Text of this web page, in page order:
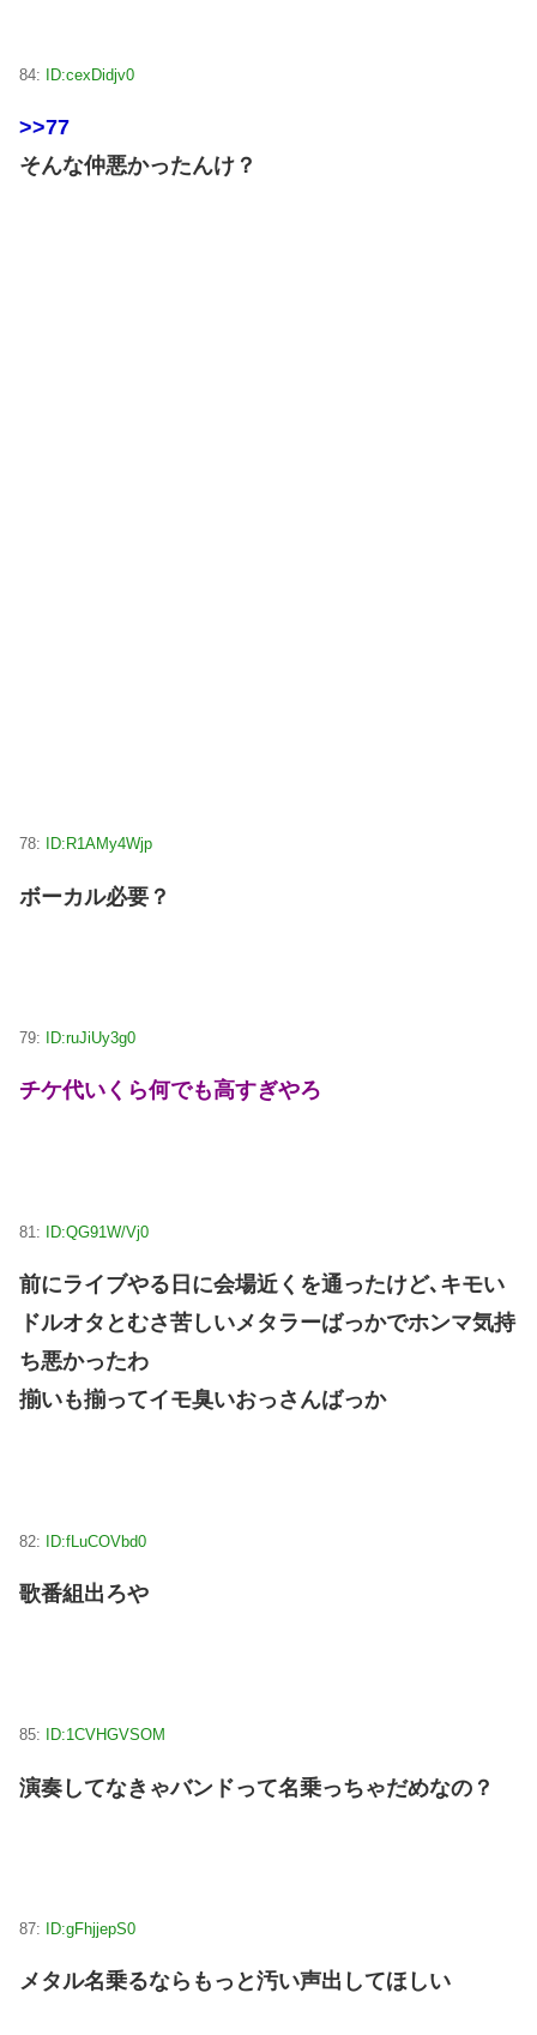
84: ID:cexDidjv0
>>77
そんな仲悪かったんけ？
78: ID:R1AMy4Wjp
ボーカル必要？
79: ID:ruJiUy3g0
チケ代いくら何でも高すぎやろ
81: ID:QG91W/Vj0
前にライブやる日に会場近くを通ったけど､キモい
ドルオタとむさ苦しいメタラーばっかでホンマ気持
ち悪かったわ
揃いも揃ってイモ臭いおっさんばっか
82: ID:fLuCOVbd0
歌番組出ろや
85: ID:1CVHGVSOM
演奏してなきゃバンドって名乗っちゃだめなの？
87: ID:gFhjjepS0
メタル名乗るならもっと汚い声出してほしい